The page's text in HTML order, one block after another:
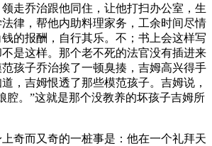
走乔治跟他同住，让他打扫办公室，生
律，帮他内助料理家务，工余时间尽情
的报酬，自行其乐。不；书上会这样写
是这样。那个老不死的法官没有插进来
孩子乔治挨了一顿臭揍，吉姆高兴得手
，吉姆恨透了那些模范孩子。吉姆说，
腔。”这就是那个没教养的坏孩子吉姆所
奇而又奇的一桩事是：他在一个礼拜天